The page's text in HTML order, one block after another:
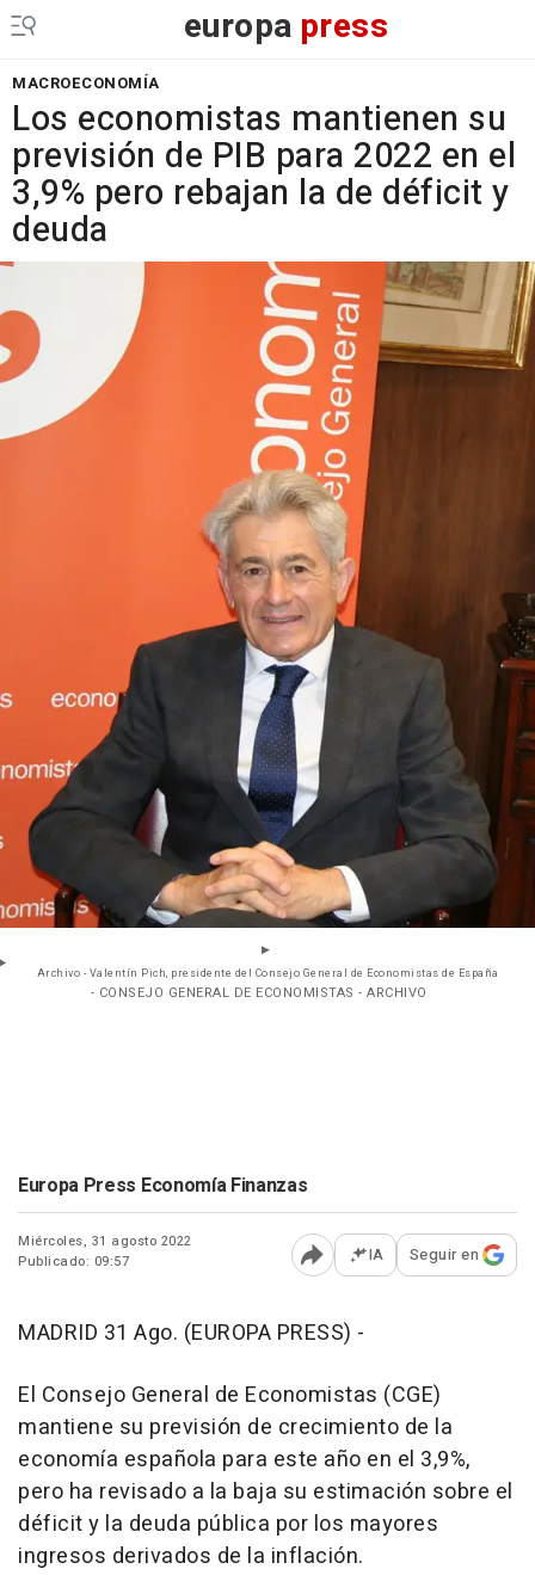
europa press
MACROECONOMÍA
Los economistas mantienen su
previsión de PIB para 2022 en el
3,9% pero rebajan la de déficit y
deuda
Archivo - Valentín Pich, presidente del Consejo General de Economistas de España
- CONSEJO GENERAL DE ECONOMISTAS - ARCHIVO
Europa Press Economía Finanzas
Miércoles, 31 agosto 2022
Publicado: 09:57
Abrir opciones para
IA Seguir en
MADRID 31 Ago. (EUROPA PRESS) -
El Consejo General de Economistas (CGE)
mantiene su previsión de crecimiento de la
economía española para este año en el 3,9%,
pero ha revisado a la baja su estimación sobre el
déficit y la deuda pública por los mayores
ingresos derivados de la inflación.